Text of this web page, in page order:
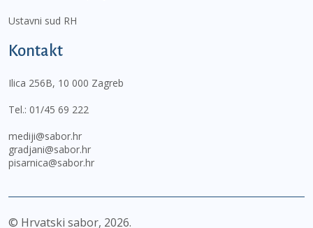
Ustavni sud RH
Kontakt
Ilica 256B, 10 000 Zagreb
Tel.: 01/45 69 222
mediji@sabor.hr
gradjani@sabor.hr
pisarnica@sabor.hr
© Hrvatski sabor, 2026